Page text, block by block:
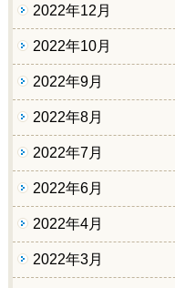
2022年12月
2022年10月
2022年9月
2022年8月
2022年7月
2022年6月
2022年4月
2022年3月